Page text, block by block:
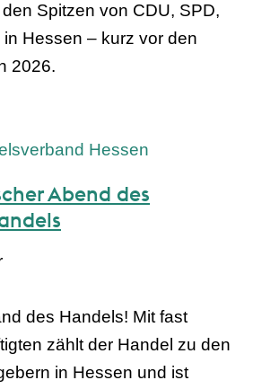
Spitzen von CDU, SPD,
Hessen – kurz vor den
2026.
Hessen
Abend des
des Handels! Mit fast
zählt der Handel zu den
in Hessen und ist